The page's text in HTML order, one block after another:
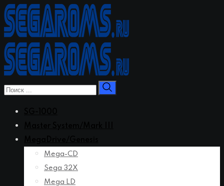
Перейти
к
контенту
Mega-CD
Sega 32X
Mega LD